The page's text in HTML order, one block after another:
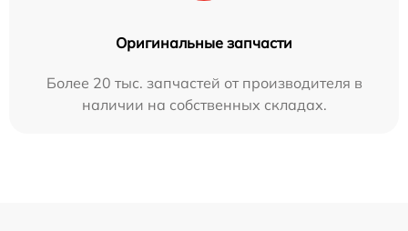
Оригинальные запчасти
Более 20 тыс. запчастей от производителя в
наличии на собственных складах.